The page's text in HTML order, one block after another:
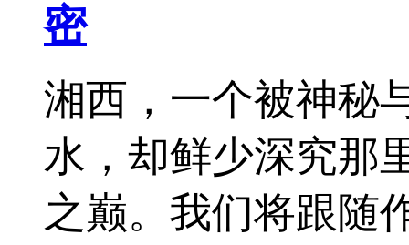
密
湘西，一个被神秘
水，却鲜少深究那
之巅。我们将跟随